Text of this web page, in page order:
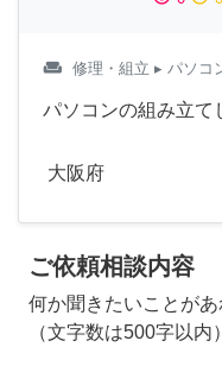
weekend 修理・組立 ▸ パソコ
パソコンの組み立て
大阪府
ご依頼相談内容
何か聞きたいことが
（文字数は500字以内）